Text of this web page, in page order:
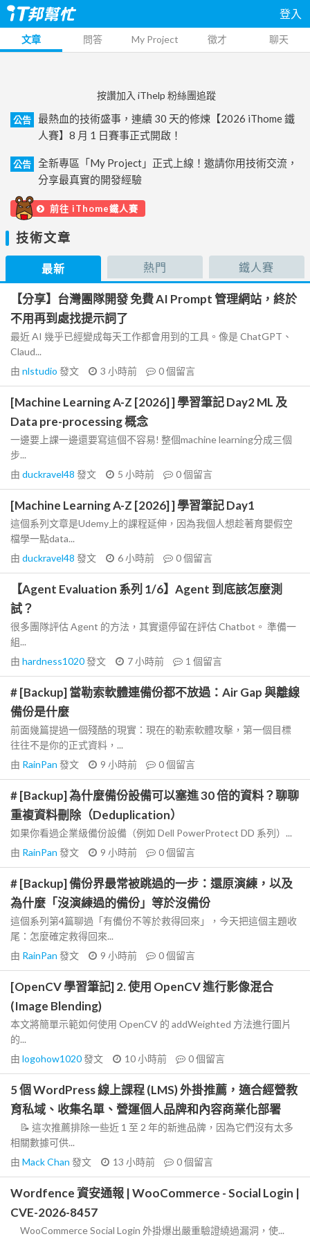
登入
文章 問答 My Project 徵才 聊天
按讚加入 iThelp 粉絲團追蹤
公告
最熱血的技術盛事，連續 30 天的修煉【2026 iThome 鐵
人賽】8 月 1 日賽事正式開啟！
公告
全新專區「My Project」正式上線！邀請你用技術交流，
分享最真實的開發經驗
前往 iThome鐵人賽
技術文章
最新 熱門 鐵人賽
【分享】台灣團隊開發 免費 AI Prompt 管理網站，終於
不用再到處找提示詞了
最近 AI 幾乎已經變成每天工作都會用到的工具。像是 ChatGPT、
Claud...
由 nlstudio 發文 3 小時前 0個留言
[Machine Learning A-Z [2026] ] 學習筆記 Day2 ML 及
Data pre-processing 概念
一邊要上課一邊還要寫這個不容易! 整個machine learning分成三個
步...
由 duckravel48 發文 5 小時前 0個留言
[Machine Learning A-Z [2026] ] 學習筆記 Day1
這個系列文章是Udemy上的課程延伸，因為我個人想趁著育嬰假空
檔學一點data...
由 duckravel48 發文 6 小時前 0個留言
【Agent Evaluation 系列 1/6】Agent 到底該怎麼測
試？
很多團隊評估 Agent 的方法，其實還停留在評估 Chatbot。 準備一
組...
由 hardness1020發文 7 小時前 1 個留言
# [Backup] 當勒索軟體連備份都不放過：Air Gap 與離線
備份是什麼
前面幾篇提過一個殘酷的現實：現在的勒索軟體攻擊，第一個目標
往往不是你的正式資料，...
由 RainPan 發文 9 小時前 0個留言
# [Backup] 為什麼備份設備可以塞進 30 倍的資料？聊聊
重複資料刪除（Deduplication）
如果你看過企業級備份設備（例如 Dell PowerProtect DD 系列）...
由 RainPan 發文 9 小時前 0個留言
# [Backup] 備份界最常被跳過的一步：還原演練，以及
為什麼「沒演練過的備份」等於沒備份
這個系列第4篇聊過「有備份不等於救得回來」，今天把這個主題收
尾：怎麼確定救得回來...
由 RainPan 發文 9 小時前 0個留言
[OpenCV 學習筆記] 2. 使用 OpenCV 進行影像混合
(Image Blending)
本文將簡單示範如何使用 OpenCV 的 addWeighted 方法進行圖片
的...
由 logohow1020發文 10 小時前 0個留言
5 個 WordPress 線上課程 (LMS) 外掛推薦，適合經營教
育私域、收集名單、營運個人品牌和內容商業化部署
📝 這次推薦排除一些近 1 至 2 年的新進品牌，因為它們沒有太多
相關數據可供...
由 Mack Chan 發文 13 小時前 0個留言
Wordfence 資安通報 | WooCommerce - Social Login |
CVE-2026-8457
WooCommerce Social Login 外掛爆出嚴重驗證繞過漏洞，使...